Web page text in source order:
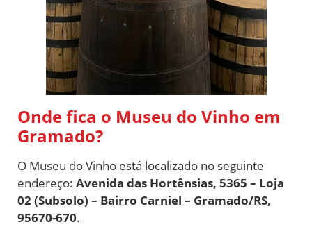
Onde fica o Museu do Vinho em
Gramado?
O Museu do Vinho está localizado no seguinte
endereço: Avenida das Hortênsias, 5365 – Loja
02 (Subsolo) – Bairro Carniel – Gramado/RS,
95670-670.